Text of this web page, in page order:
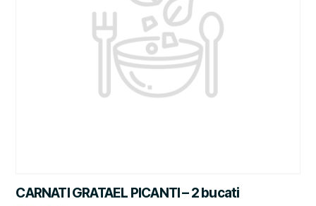
CARNATI GRATAEL PICANTI – 2 bucati